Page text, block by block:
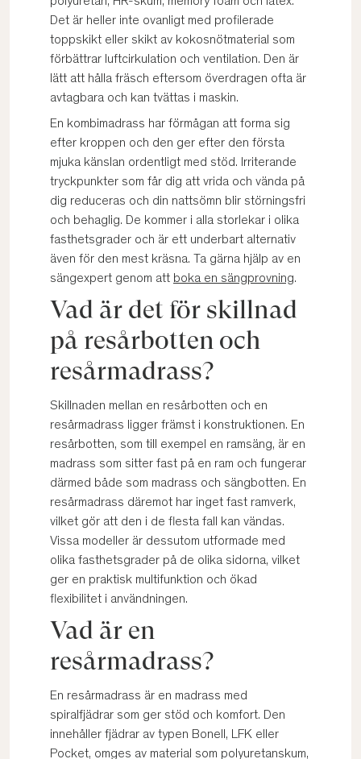
Det är heller inte ovanligt med profilerade
toppskikt eller skikt av kokosnötmaterial som
förbättrar luftcirkulation och ventilation. Den är
lätt att hålla fräsch eftersom överdragen ofta är
avtagbara och kan tvättas i maskin.
En kombimadrass har förmågan att forma sig
efter kroppen och den ger efter den första
mjuka känslan ordentligt med stöd. Irriterande
tryckpunkter som får dig att vrida och vända på
dig reduceras och din nattsömn blir störningsfri
och behaglig. De kommer i alla storlekar i olika
fasthetsgrader och är ett underbart alternativ
även för den mest kräsna. Ta gärna hjälp av en
sängexpert genom att boka en sängprovning.
Vad är det för skillnad
på resårbotten och
resårmadrass?
Skillnaden mellan en resårbotten och en
resårmadrass ligger främst i konstruktionen. En
resårbotten, som till exempel en ramsäng, är en
madrass som sitter fast på en ram och fungerar
därmed både som madrass och sängbotten. En
resårmadrass däremot har inget fast ramverk,
vilket gör att den i de flesta fall kan vändas.
Vissa modeller är dessutom utformade med
olika fasthetsgrader på de olika sidorna, vilket
ger en praktisk multifunktion och ökad
flexibilitet i användningen.
Vad är en
resårmadrass?
En resårmadrass är en madrass med
spiralfjädrar som ger stöd och komfort. Den
innehåller fjädrar av typen Bonell, LFK eller
Pocket, omges av material som polyuretanskum,